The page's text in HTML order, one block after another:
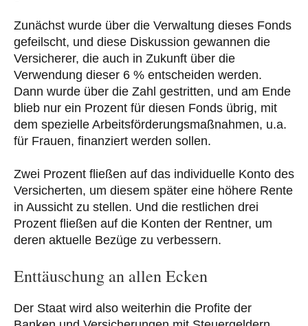
Zunächst wurde über die Verwaltung dieses Fonds
gefeilscht, und diese Diskussion gewannen die
Versicherer, die auch in Zukunft über die
Verwendung dieser 6 % entscheiden werden.
Dann wurde über die Zahl gestritten, und am Ende
blieb nur ein Prozent für diesen Fonds übrig, mit
dem spezielle Arbeitsförderungsmaßnahmen, u.a.
für Frauen, finanziert werden sollen.
Zwei Prozent fließen auf das individuelle Konto des
Versicherten, um diesem später eine höhere Rente
in Aussicht zu stellen. Und die restlichen drei
Prozent fließen auf die Konten der Rentner, um
deren aktuelle Bezüge zu verbessern.
Enttäuschung an allen Ecken
Der Staat wird also weiterhin die Profite der